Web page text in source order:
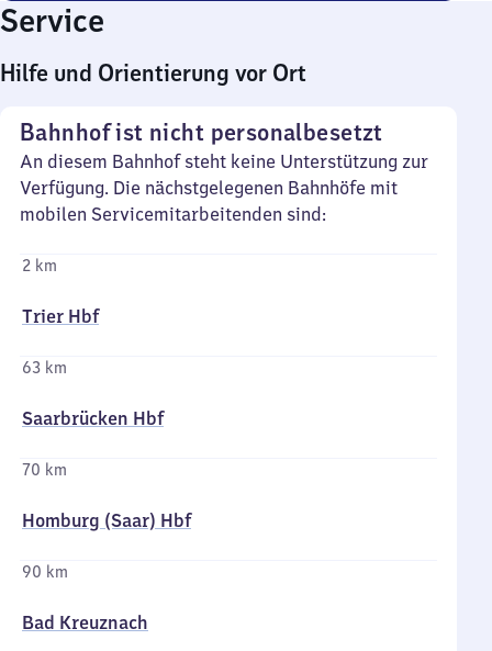
Service
Hilfe und Orientierung vor Ort
Bahnhof ist nicht personalbesetzt
An diesem Bahnhof steht keine Unterstützung zur
Verfügung. Die nächstgelegenen Bahnhöfe mit
mobilen Servicemitarbeitenden sind:
2 km
Trier Hbf
63 km
Saarbrücken Hbf
70 km
Homburg (Saar) Hbf
90 km
Bad Kreuznach